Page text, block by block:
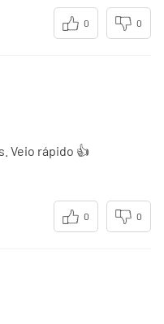
0 0
Veio rápido 👍
0 0